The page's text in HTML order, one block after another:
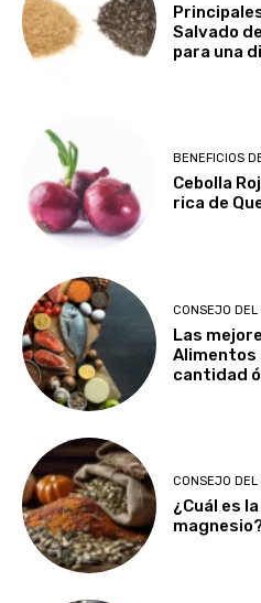
Salvado
para una
BENEFICIOS
Cebolla
rica de
CONSEJO DEL
Las
Alimentos
cantidad
CONSEJO DEL
¿Cuál es
magnesio?